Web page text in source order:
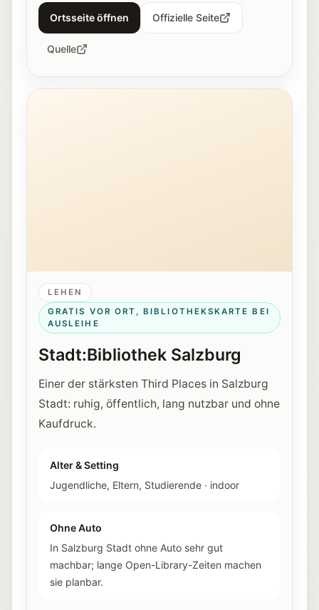
Ortsseite öffnen Offizielle Seite
Quelle
Außenansicht der Stadt:Bibliothek Salzburg in Lehen.
LEHEN
GRATIS VOR ORT, BIBLIOTHEKSKARTE BEI
AUSLEIHE
Stadt:Bibliothek Salzburg
Einer der stärksten Third Places in Salzburg
Stadt: ruhig, öffentlich, lang nutzbar und ohne
Kaufdruck.
Alter & Setting
Jugendliche, Eltern, Studierende · indoor
Ohne Auto
In Salzburg Stadt ohne Auto sehr gut
machbar; lange Open-Library-Zeiten machen
sie planbar.